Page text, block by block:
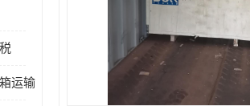
运输